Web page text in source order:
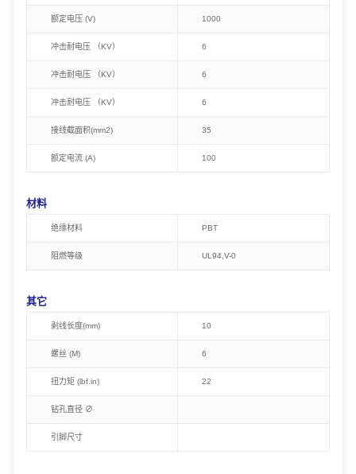
额定电压 (V) 1000
冲击耐电压 （KV） 6
冲击耐电压 （KV） 6
冲击耐电压 （KV） 6
接线截面积(mm2) 35
额定电流 (A) 100
材料
绝缘材料 PBT
阻燃等级 UL94,V-0
其它
剥线长度(mm) 10
螺丝 (M) 6
扭力矩 (lbf.in) 22
钻孔直径 ∅
引脚尺寸